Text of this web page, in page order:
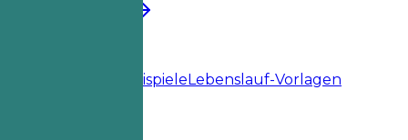
LebenslaufbeispieleLebenslauf-Vorlagen